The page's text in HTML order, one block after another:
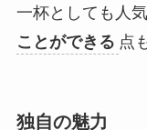
一杯としても人気
ことができる 点
独自の魅力